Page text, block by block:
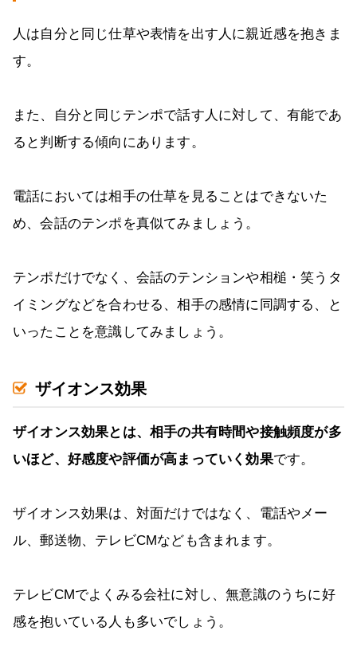
人は自分と同じ仕草や表情を出す人に親近感を抱きま
す。
また、自分と同じテンポで話す人に対して、有能であ
ると判断する傾向にあります。
電話においては相手の仕草を見ることはできないた
め、会話のテンポを真似てみましょう。
テンポだけでなく、会話のテンションや相槌・笑うタ
イミングなどを合わせる、相手の感情に同調する、と
いったことを意識してみましょう。
ザイオンス効果
ザイオンス効果とは、相手の共有時間や接触頻度が多
いほど、好感度や評価が高まっていく効果です。
ザイオンス効果は、対面だけではなく、電話やメー
ル、郵送物、テレビCMなども含まれます。
テレビCMでよくみる会社に対し、無意識のうちに好
感を抱いている人も多いでしょう。